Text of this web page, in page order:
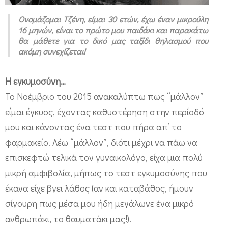
μ
ό
ω
ς
τ
ο
ν
ζ
ω
1
6
Ονομάζομαι Τζένη, είμαι 30 ετών, έχω έναν μικρούλη
16 μηνών, είναι το πρώτο μου παιδάκι και παρακάτω
θα μάθετε για το δικό μας ταξίδι θηλασμού που
ακόμη συνεχίζεται!
Η εγκυμοσύνη…
Το Νοέμβριο του 2015 ανακαλύπτω πως “μάλλον”
είμαι έγκυος, έχοντας καθυστέρηση στην περίοδό
μου και κάνοντας ένα τεστ που πήρα απ’ το
φαρμακείο. Λέω “μάλλον”, διότι μέχρι να πάω να
επισκεφτώ τελικά τον γυναικολόγο, είχα μια πολύ
μικρή αμφιβολία, μήπως το τεστ εγκυμοσύνης που
έκανα είχε βγει λάθος (αν και καταβάθος, ήμουν
σίγουρη πως μέσα μου ήδη μεγάλωνε ένα μικρό
ανθρωπάκι, το θαυματάκι μας!).